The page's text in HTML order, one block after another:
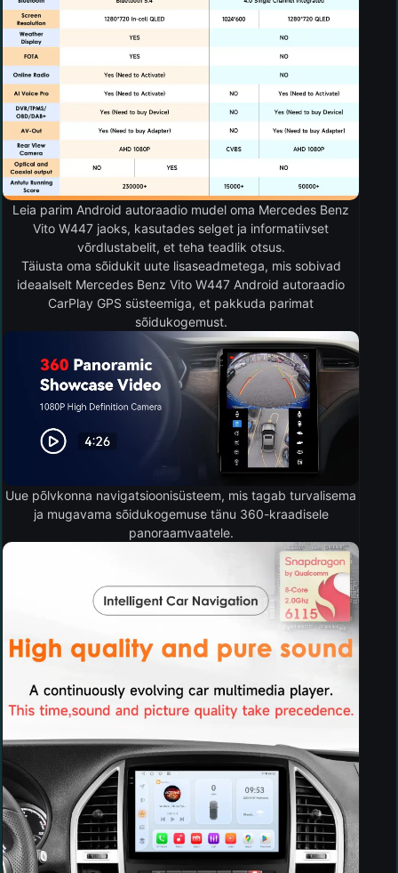
Leia parim Android autoraadio mudel oma Mercedes Benz
Vito W447 jaoks, kasutades selget ja informatiivset
võrdlustabelit, et teha teadlik otsus.
Täiusta oma sõidukit uute lisaseadmetega, mis sobivad
ideaalselt Mercedes Benz Vito W447 Android autoraadio
CarPlay GPS süsteemiga, et pakkuda parimat
sõidukogemust.
Uue põlvkonna navigatsioonisüsteem, mis tagab turvalisema
ja mugavama sõidukogemuse tänu 360-kraadisele
panoraamvaatele.